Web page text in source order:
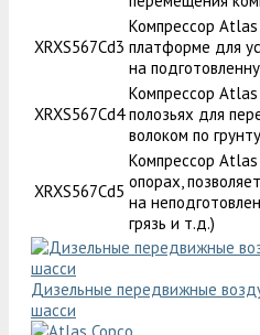
XRXS567Cd3
Компрессор Atlas
платформе для
на
XRXS567Cd4
Компрессор Atlas
полозьях для
волоком по
XRXS567Cd5
Компрессор Atlas
опорах,
на
грязь и т.д.)
Дизельные передвижные
шасси